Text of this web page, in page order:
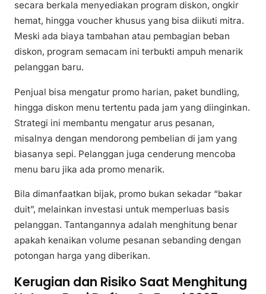
secara berkala menyediakan program diskon, ongkir
hemat, hingga voucher khusus yang bisa diikuti mitra.
Meski ada biaya tambahan atau pembagian beban
diskon, program semacam ini terbukti ampuh menarik
pelanggan baru.
Penjual bisa mengatur promo harian, paket bundling,
hingga diskon menu tertentu pada jam yang diinginkan.
Strategi ini membantu mengatur arus pesanan,
misalnya dengan mendorong pembelian di jam yang
biasanya sepi. Pelanggan juga cenderung mencoba
menu baru jika ada promo menarik.
Bila dimanfaatkan bijak, promo bukan sekadar “bakar
duit”, melainkan investasi untuk memperluas basis
pelanggan. Tantangannya adalah menghitung benar
apakah kenaikan volume pesanan sebanding dengan
potongan harga yang diberikan.
Kerugian dan Risiko Saat Menghitung